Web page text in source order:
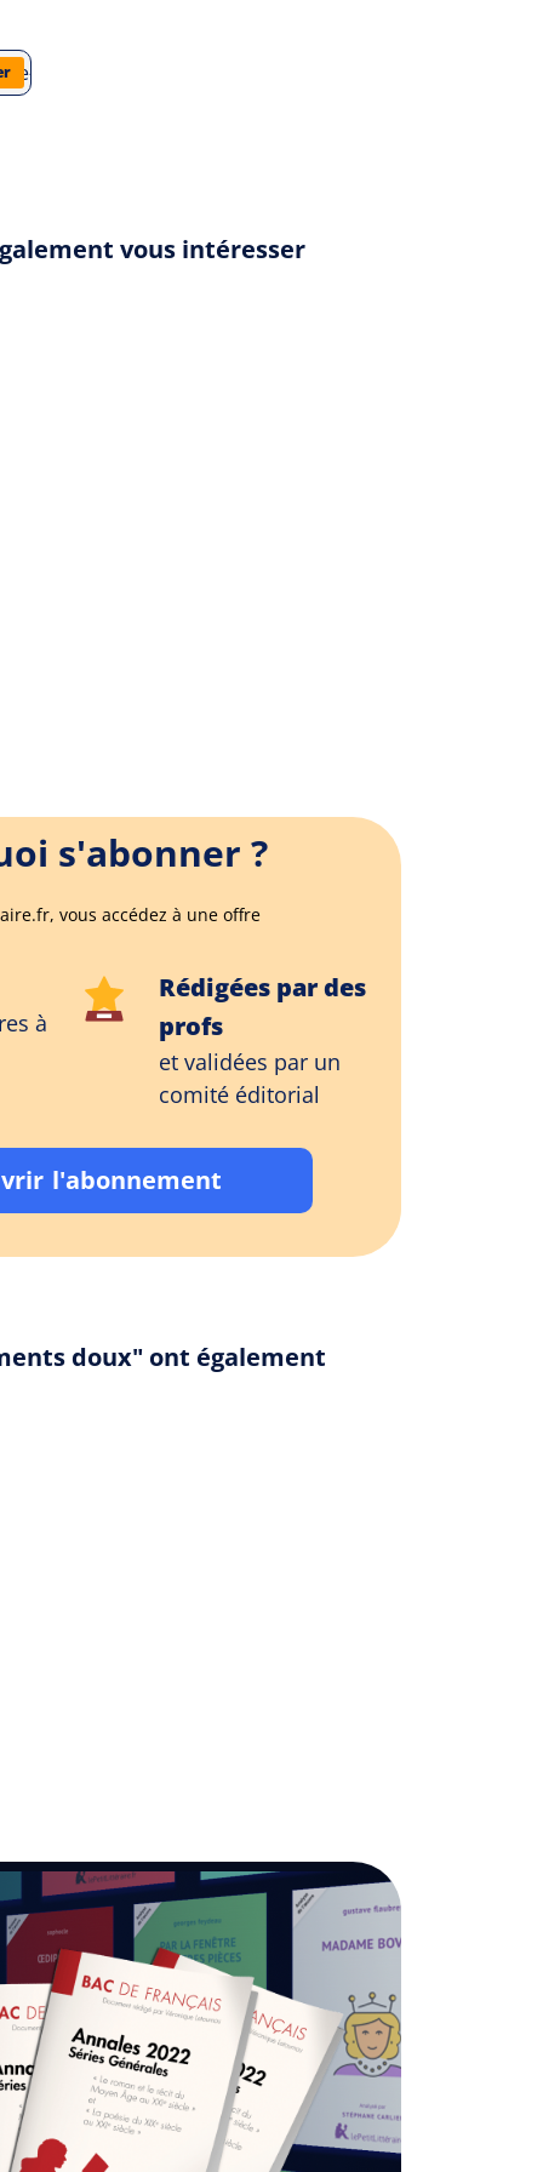
grimaldi/et-que-ne-durent-que-les-moments-doux/
vous intéresser
s'abonner ?
vous accédez à une offre
à
Rédigées par des
profs
et validées par un
comité éditorial
l'abonnement
doux" ont également